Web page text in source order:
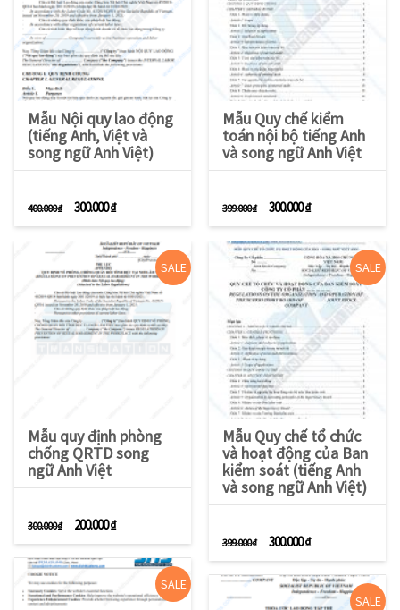
Mẫu Nội quy lao động
(tiếng Anh, Việt và
song ngữ Anh Việt)
400.000₫ Giá gốc là: 400.000 ₫.
300.000₫ Giá hiện tại là: 300.000 ₫.
Mẫu Quy chế kiểm
toán nội bộ tiếng Anh
và song ngữ Anh Việt
399.000₫ Giá gốc là: 399.000 ₫.
300.000₫
Mẫu quy định phòng
chống QRTD song
ngữ Anh Việt
300.000₫ Giá gốc là: 300.000 ₫.
200.000₫
SALE
Mẫu Quy chế tổ chức
và hoạt động của Ban
kiểm soát (tiếng Anh
và song ngữ Anh Việt)
399.000₫ Giá gốc là: 399.000 ₫.
300.000₫
SALE
SALE
SALE